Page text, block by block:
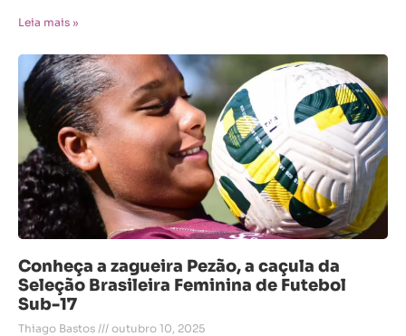
Leia mais »
Conheça a zagueira Pezão, a caçula da
Seleção Brasileira Feminina de Futebol
Sub-17
Thiago Bastos outubro 10, 2025